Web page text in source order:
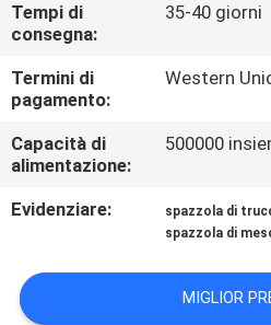
MAPPA
SITO
PRIVACY
POLICY
Tempi di
consegna:
35-40 giorni
Termini di
pagamento:
Western
Capacità di
alimentazione:
500000
Evidenziare: spazzola di
spazzola di
MIGLIOR